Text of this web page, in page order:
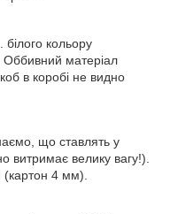
кольору
Оббивний матеріал
в коробі не видно
що ставлять у
витримає велику вагу!).
(картон 4 мм).